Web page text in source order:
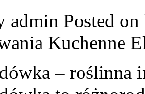
admin Posted
Kuchenne
– roślinna